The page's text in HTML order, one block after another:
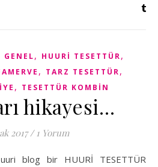
GENEL, HUURI TESETTÜR,
, TARZ TESETTÜR,
, TESETTÜR KOMBIN
hikayesi…
2017 / 1 Yorum